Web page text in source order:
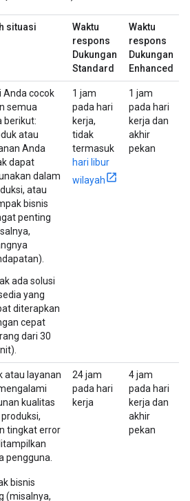
situasi
Waktu
respons
Dukungan
Standard
Waktu
respons
Dukungan
Enhanced
Anda cocok
semua
berikut:
atau
Anda
dapat
dalam
atau
bisnis
penting
ada solusi
yang
diterapkan
cepat
dari 30
1 jam
pada hari
kerja,
tidak
termasuk
hari libur
wilayah
1 jam
pada hari
kerja dan
akhir
pekan
atau layanan
kualitas
tingkat error
pengguna.
bisnis
(misalnya,
24 jam
pada hari
kerja
4 jam
pada hari
kerja dan
akhir
pekan